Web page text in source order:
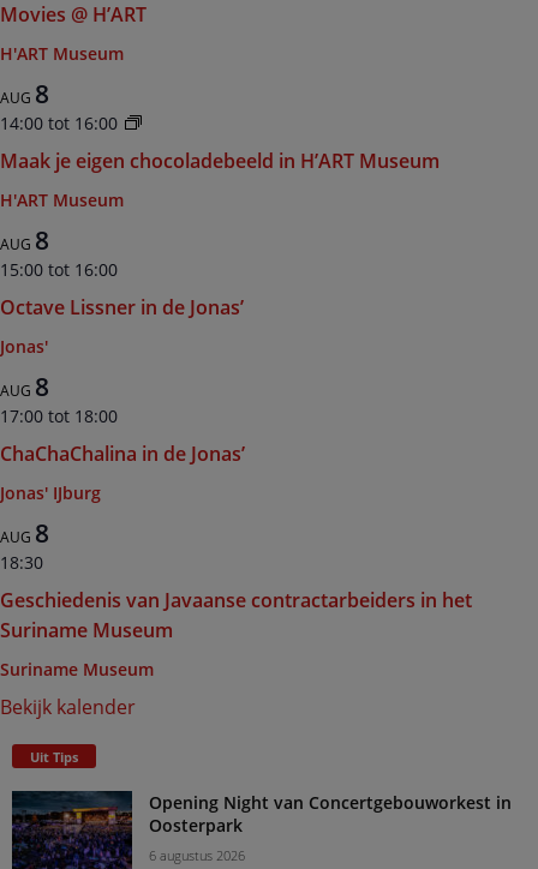
Movies @ H’ART
H'ART Museum
AUG 8
14:00 tot 16:00
Maak je eigen chocoladebeeld in H’ART Museum
H'ART Museum
AUG 8
15:00 tot 16:00
Octave Lissner in de Jonas’
Jonas'
AUG 8
17:00 tot 18:00
ChaChaChalina in de Jonas’
Jonas' IJburg
AUG 8
18:30
Geschiedenis van Javaanse contractarbeiders in het
Suriname Museum
Suriname Museum
Bekijk kalender
Uit Tips
Opening Night van Concertgebouworkest in
Oosterpark
6 augustus 2026